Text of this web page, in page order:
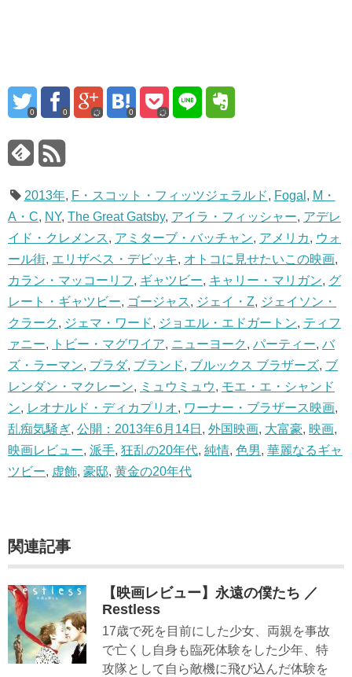
0 0 0
2013年, F・スコット・フィッツジェラルド, Fogal , M・
A・C, NY, The Great Gatsby, アイラ・フィッシャー, アデレ
イド・クレメンス, アミターブ・バッチャン, アメリカ, ウォ
ール街, エリザベス・デビッキ, オトコに見せたいこの映画,
カラン・マッコーリフ, ギャツビー, キャリー・マリガン, グ
レート・ギャツビー, ゴージャス, ジェイ・Z, ジェイソン・
クラーク , ジェマ・ワード, ジョエル・エドガートン, ティフ
ァニー, トビー・マグワイア, ニューヨーク , パーティー, バ
ズ・ラーマン, プラダ, ブランド, ブルックス ブラザーズ, ブ
レンダン・マクレーン, ミュウミュウ, モエ・エ・シャンド
ン, レオナルド・ディカプリオ, ワーナー・ブラザース映画,
乱痴気騒ぎ, 公開：2013年6月14日 , 外国映画, 大富豪, 映画,
映画レビュー, 派手, 狂乱の20年代, 純情, 色男, 華麗なるギャ
ツビー, 虚飾, 豪邸, 黄金の20年代
関連記事
【映画レビュー】永遠の僕たち ／
Restless
17歳で死を目前にした少女、両親を事故
で亡くし自身も臨死体験をした少年、特
攻隊として自ら敵機に飛び込んだ体験を